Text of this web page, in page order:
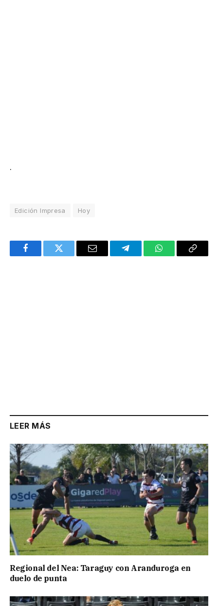
.
Edición Impresa Hoy
FacebookTwitter Email TelegramWhatsAppCopy
LEER MÁS
Regional del Nea: Taraguy con Aranduroga en
duelo de punta